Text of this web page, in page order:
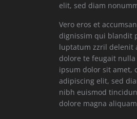
elit, sed diam
Vero eros et
dignissim qui blandit
luptatum zzril delenit
dolore te feugait
ipsum dolor sit amet,
adipiscing elit, sed
nibh euismod
dolore magna